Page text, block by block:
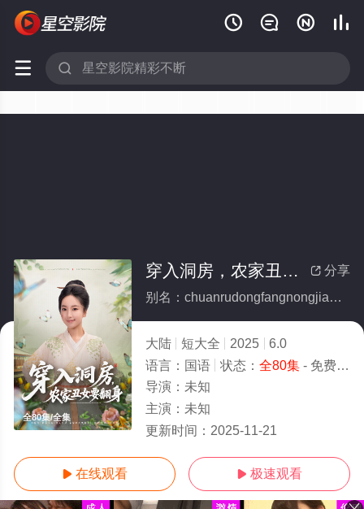
   
 
全80集/全集
 分享
穿入洞房，农家丑女要翻身(全集)
别名：chuanrudongfangnongjiachounvyaofanshen
大陆 短大全 2025
6.0
语言： 国语 状态： 全80集- 免费在线观看
导演： 未知
主演： 未知
更新时间： 2025-11-21
 在线观看  极速观看